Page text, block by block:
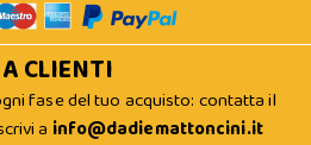
CLIENTI
fase del tuo acquisto: contatta il
a info@dadiemattoncini.it